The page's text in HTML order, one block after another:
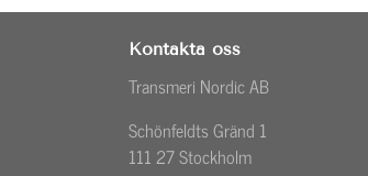
Kontakta oss
Transmeri Nordic AB
Schönfeldts Gränd 1
111 27 Stockholm